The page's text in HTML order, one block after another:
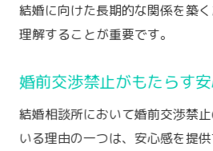
結婚に向けた長期的な関係を築
理解することが重要です。
婚前交渉禁止がもたらす
結婚相談所において婚前交渉禁
いる理由の一つは、安心感を提